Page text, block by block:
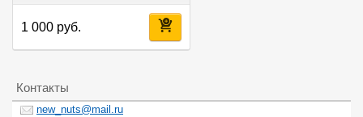
1 000 руб.
Контакты
new_nuts@mail.ru